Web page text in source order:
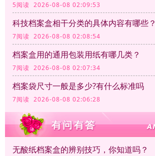
5阅读 2026-08-08 02:09:53
科技档案盒相干分类的具体内容有哪些？
7阅读 2026-08-08 02:08:54
档案盒用的通用包装用纸有哪几类？
7阅读 2026-08-08 02:07:34
档案袋尺寸一般是多少?有什么标准吗
7阅读 2026-08-08 02:06:28
无酸纸档案盒的辨别技巧，你知道吗？